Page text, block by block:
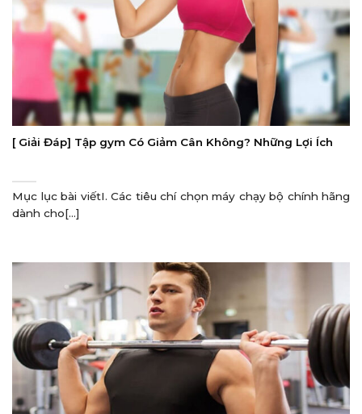
[ Giải Đáp] Tập gym Có Giảm Cân Không? Những Lợi Ích
Mục lục bài viếtI. Các tiêu chí chọn máy chạy bộ chính hãng
dành cho[...]